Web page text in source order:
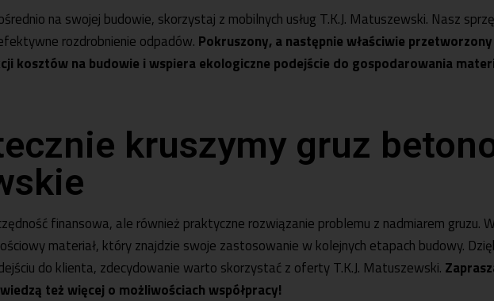
na swojej budowie, skorzystaj z mobilnych usług T.K.J. Matuszewski. Nasz
rozdrobnienie odpadów. Pokruszony, a następnie właściwie
kosztów na budowie i wspiera ekologiczne podejście do gospodarowania
kruszymy gruz
finansowa, ale również praktyczne rozwiązanie problemu z nadmiarem gruzu.
materiał, który znajdzie swoje zastosowanie w kolejnych etapach budowy.
do klienta, zdecydowanie warto skorzystać z oferty T.K.J. Matuszewski.
też więcej o możliwościach współpracy!